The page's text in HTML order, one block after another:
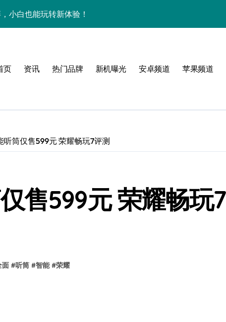
小白也能玩转新体验！
逆天啦！
点，手机管家抢先爆！
秘，玩机更高效！
身竟装下海量资讯
要逆天啦！
揭秘，高效玩机就现在！
页 资讯 热门品牌 新机曝光 安卓频道 苹果频道
听筒仅售599元 荣耀畅玩7评测
售599元 荣耀畅玩7
面 #听筒 #智能 #荣耀